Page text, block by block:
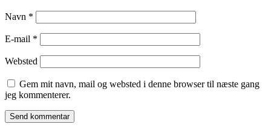
Navn *
E-mail *
Websted
Gem mit navn, mail og websted i denne browser til næste gang
jeg kommenterer.